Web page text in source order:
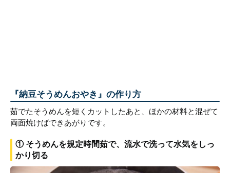
『納豆そうめんおやき』の作り方
茹でたそうめんを短くカットしたあと、ほかの材料と混ぜて
両面焼けばできあがりです。
① そうめんを規定時間茹で、流水で洗って水気をしっ
かり切る